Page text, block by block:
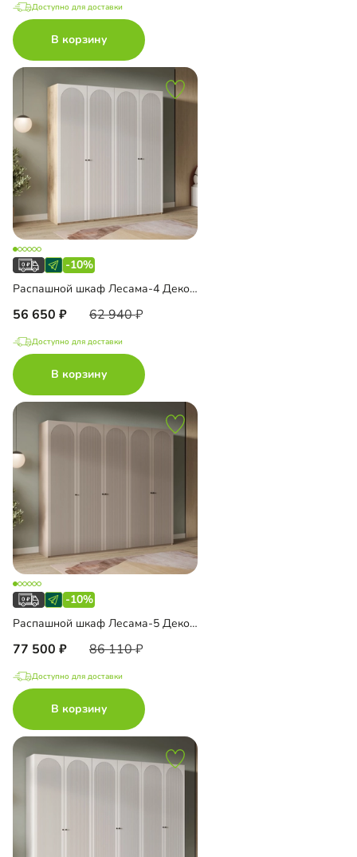
Доступно для доставки
В корзину
-10%
Распашной шкаф Лесама-4 Декор 1
56 650 62 940
Доступно для доставки
В корзину
-10%
Распашной шкаф Лесама-5 Декор 1
77 500 86 110
Доступно для доставки
В корзину